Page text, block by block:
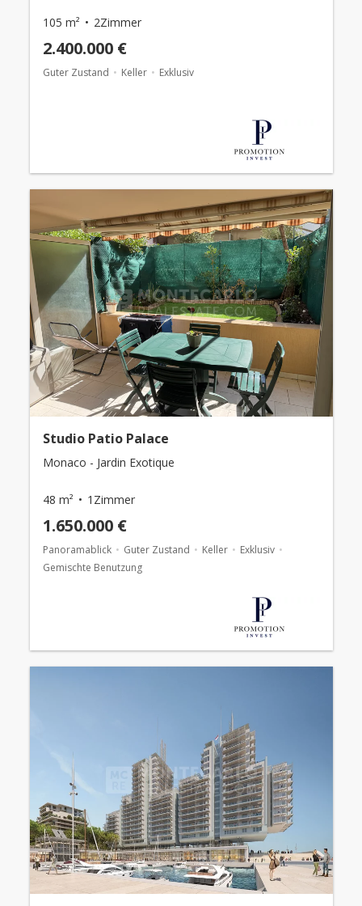
105 m² 2Zimmer
2.400.000 €
Guter Zustand Keller Exklusiv
Studio Patio Palace
Monaco - Jardin Exotique
48 m² 1Zimmer
1.650.000 €
Panoramablick Guter Zustand Keller
Exklusiv
Gemischte Benutzung